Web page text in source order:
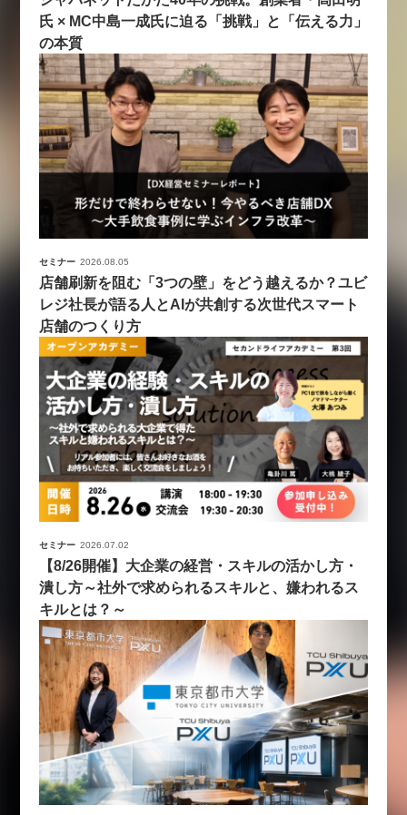
氏 × MC中島一成氏に迫る「挑戦」と「伝える力」
の本質
セミナー 2026.08.05
店舗刷新を阻む「3つの壁」をどう越えるか？ユビ
レジ社長が語る人とAIが共創する次世代スマート
店舗のつくり方
セミナー 2026.07.02
【8/26開催】大企業の経営・スキルの活かし方・
潰し方～社外で求められるスキルと、嫌われるス
キルとは？～